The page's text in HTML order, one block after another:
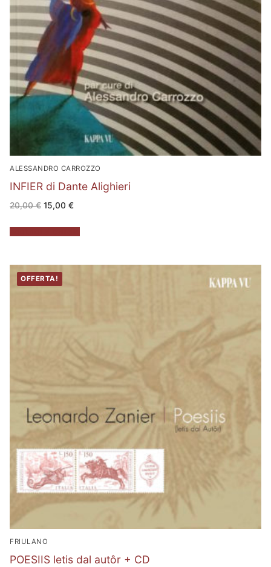
ALESSANDRO CARROZZO
INFIER di Dante Alighieri
20,00€ Il
prezzo
era:
20,00 €.
15,00 €Il
è:
15,00 €.
OFFERTA!
FRIULANO
POESIIS letis dal autôr + CD